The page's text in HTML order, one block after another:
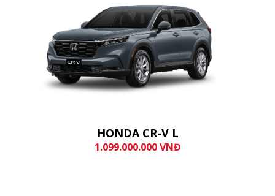
HONDA CR-V L
1.099.000.000 VNĐ